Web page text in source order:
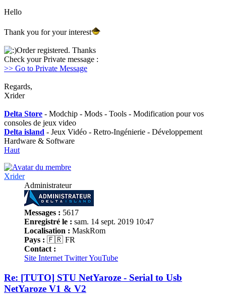
Hello
Thank you for your interest
Order registered. Thanks
Check your Private message :
>> Go to Private Message
Regards,
Xrider
Delta Store - Modchip - Mods - Tools - Modification pour vos
consoles de jeux video
Delta island - Jeux Vidéo - Retro-Ingénierie - Développement
Hardware & Software
Haut
Xrider
Administrateur
Messages : 5617
Enregistré le : sam. 14 sept. 2019 10:47
Localisation : MaskRom
Pays : 🇫🇷 FR
Contact :
Site Internet TwitterYouTube
Re: [TUTO] STU NetYaroze - Serial to Usb
NetYaroze V1 & V2